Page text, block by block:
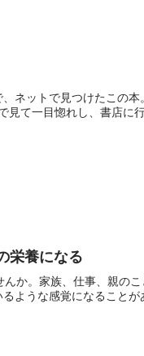
ネットで見つけたこの
て一目惚れし、書店に
栄養になる
か。家族、仕事、親の
ような感覚になること